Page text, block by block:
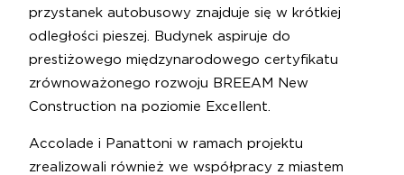
przystanek autobusowy znajduje się w krótkiej
odległości pieszej. Budynek aspiruje do
prestiżowego międzynarodowego certyfikatu
zrównoważonego rozwoju BREEAM New
Construction na poziomie Excellent.
Accolade i Panattoni w ramach projektu
zrealizowali również we współpracy z miastem